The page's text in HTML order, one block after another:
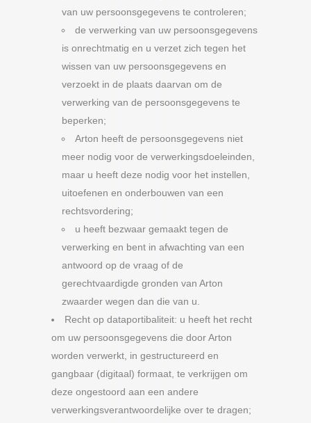
van uw persoonsgegevens te controleren;
de verwerking van uw persoonsgegevens
is onrechtmatig en u verzet zich tegen het
wissen van uw persoonsgegevens en
verzoekt in de plaats daarvan om de
verwerking van de persoonsgegevens te
beperken;
Arton heeft de persoonsgegevens niet
meer nodig voor de verwerkingsdoeleinden,
maar u heeft deze nodig voor het instellen,
uitoefenen en onderbouwen van een
rechtsvordering;
u heeft bezwaar gemaakt tegen de
verwerking en bent in afwachting van een
antwoord op de vraag of de
gerechtvaardigde gronden van Arton
zwaarder wegen dan die van u.
Recht op dataportibaliteit: u heeft het recht
om uw persoonsgegevens die door Arton
worden verwerkt, in gestructureerd en
gangbaar (digitaal) formaat, te verkrijgen om
deze ongestoord aan een andere
verwerkingsverantwoordelijke over te dragen;